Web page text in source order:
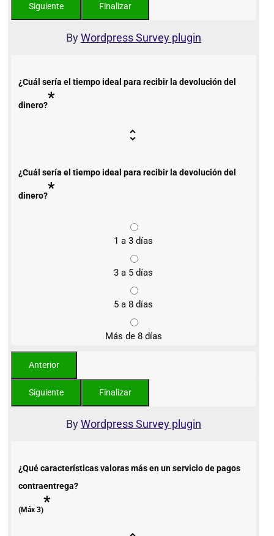
ByWordpress Survey plugin
¿Cuál sería el tiempo ideal para recibir la devolución del
dinero?*
¿Cuál sería el tiempo ideal para recibir la devolución del
dinero?*
1 a 3 días
3 a 5 días
5 a 8 días
Más de 8 días
ByWordpress Survey plugin
¿Qué características valoras más en un servicio de pagos
contraentrega?
(Máx 3)*